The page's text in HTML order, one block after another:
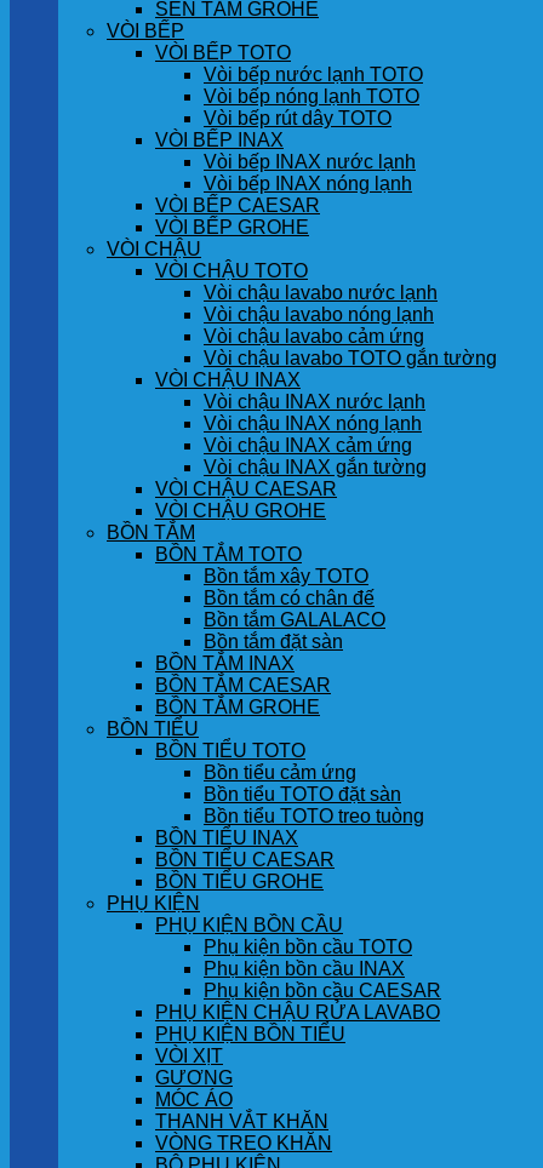
SEN TẮM GROHE
VÒI BẾP
VÒI BẾP TOTO
Vòi bếp nước lạnh TOTO
Vòi bếp nóng lạnh TOTO
Vòi bếp rút dây TOTO
VÒI BẾP INAX
Vòi bếp INAX nước lạnh
Vòi bếp INAX nóng lạnh
VÒI BẾP CAESAR
VÒI BẾP GROHE
VÒI CHẬU
VÒI CHẬU TOTO
Vòi chậu lavabo nước lạnh
Vòi chậu lavabo nóng lạnh
Vòi chậu lavabo cảm ứng
Vòi chậu lavabo TOTO gắn tường
VÒI CHẬU INAX
Vòi chậu INAX nước lạnh
Vòi chậu INAX nóng lạnh
Vòi chậu INAX cảm ứng
Vòi chậu INAX gắn tường
VÒI CHẬU CAESAR
VÒI CHẬU GROHE
BỒN TẮM
BỒN TẮM TOTO
Bồn tắm xây TOTO
Bồn tắm có chân đế
Bồn tắm GALALACO
Bồn tắm đặt sàn
BỒN TẮM INAX
BỒN TẮM CAESAR
BỒN TẮM GROHE
BỒN TIỂU
BỒN TIỂU TOTO
Bồn tiểu cảm ứng
Bồn tiểu TOTO đặt sàn
Bồn tiểu TOTO treo tuòng
BỒN TIỂU INAX
BỒN TIỂU CAESAR
BỒN TIỂU GROHE
PHỤ KIỆN
PHỤ KIỆN BỒN CẦU
Phụ kiện bồn cầu TOTO
Phụ kiện bồn cầu INAX
Phụ kiện bồn cầu CAESAR
PHỤ KIỆN CHẬU RỬA LAVABO
PHỤ KIỆN BỒN TIỂU
VÒI XỊT
GƯƠNG
MÓC ÁO
THANH VẮT KHĂN
VÒNG TREO KHĂN